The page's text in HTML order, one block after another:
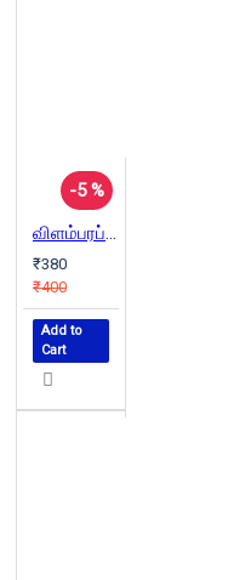
-5 %
விளம்பரப் படம் வேற லெவல்
₹380
₹400
Add to
Cart